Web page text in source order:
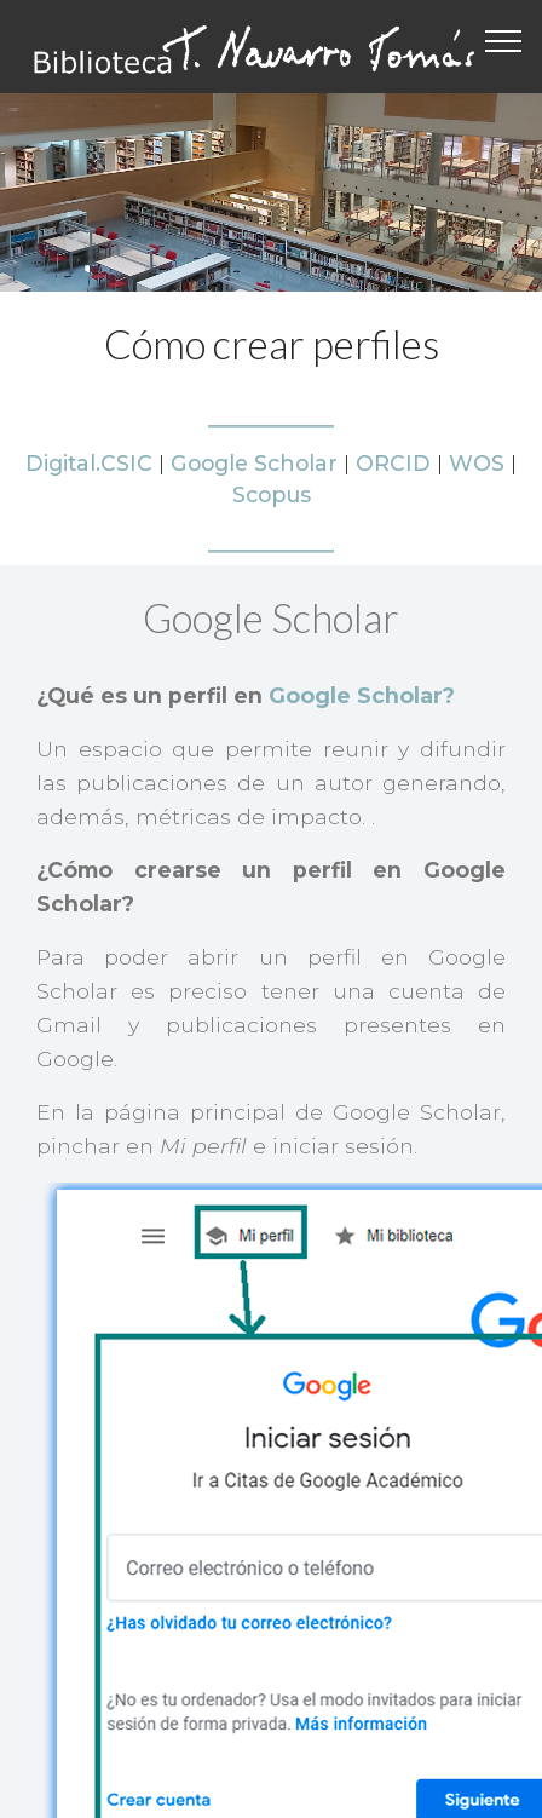
Cómo crear perfiles
Digital.CSIC | Google Scholar | ORCID | WOS |
Scopus
Google Scholar
¿Qué es un perfil en Google Scholar?
Un espacio que permite reunir y difundir
las publicaciones de un autor generando,
además, métricas de impacto. .
¿Cómo crearse un perfil en Google
Scholar?
Para poder abrir un perfil en Google
Scholar es preciso tener una cuenta de
Gmail y publicaciones presentes en
Google.
En la página principal de Google Scholar,
pinchar en Mi perfil e iniciar sesión.